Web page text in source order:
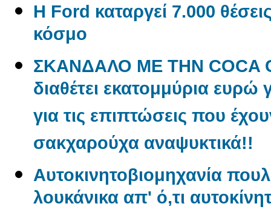
Η Ford καταργεί 7.000
κόσμο
ΣΚΑΝΔΑΛΟ ΜΕ ΤΗΝ COCA
διαθέτει εκατομμύρια ευρώ
για τις επιπτώσεις που
σακχαρούχα αναψυκτικά!!
Aυτοκινητοβιομηχανία
λουκάνικα απ' ό,τι